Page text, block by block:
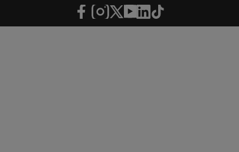
Saltar al contenido principal